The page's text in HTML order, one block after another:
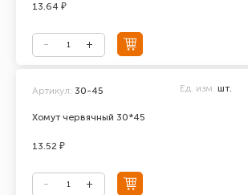
13.64 ₽
Хомут червячный 30*45
Артикул: 30-45 Ед. изм. шт.
13.52 ₽